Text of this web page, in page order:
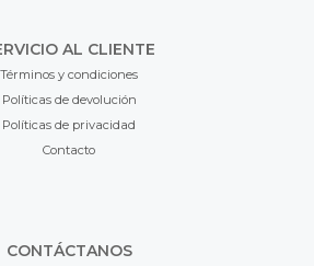
AL CLIENTE
Términos y condiciones
Políticas de devolución
Políticas de privacidad
Contacto
CONTÁCTANOS